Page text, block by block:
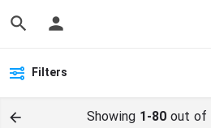
Filters
Showing 1-80 out of